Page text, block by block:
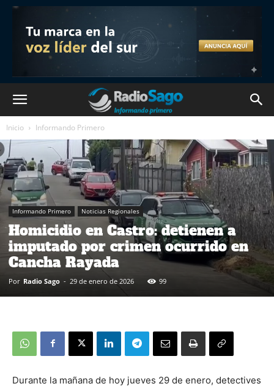
Inicio Informando Primero
Informando Primero Noticias Regionales
Homicidio en Castro: detienen a
imputado por crimen ocurrido en
Cancha Rayada
Por Radio Sago - 29 de enero de 2026 99
Durante la mañana de hoy jueves 29 de enero, detectives